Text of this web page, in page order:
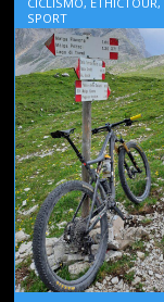
SPORT